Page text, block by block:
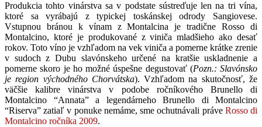
Produkcia tohto vinárstva sa v podstate sústreďuje len na tri vína,
ktoré sa vyrábajú z typickej toskánskej odrody Sangiovese.
Vstupnou bránou k vínam z Montalcina je tradične Rosso di
Montalcino, ktoré je produkované z viniča mladšieho ako desať
rokov. Toto víno je vzhľadom na vek viniča a pomerne krátke zrenie
v sudoch z Dubu slavónskeho určené na kratšie uskladnenie a
pomerne skoro je ho možné úspešne degustovať (Pozn.: Slavónsko
je region východného Chorvátska). Vzhľadom na skutočnosť, že
väčšie kalibre vinárstva v podobe ročníkového Brunello di
Montalcino “Annata” a legendárneho Brunello di Montalcino
“Riserva” zatiaľ v ponuke nemáme, sme ochutnávali práve Rosso di
Montalcino ročníka 2009.